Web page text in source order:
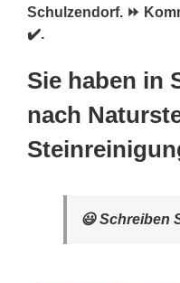
Schulzendorf. ⏩
✔️.
Sie haben in
nach
😃 Schreiben